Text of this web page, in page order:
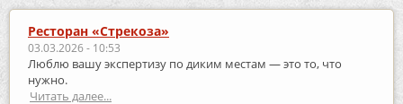
Ресторан «Стрекоза»
03.03.2026 - 10:53
Люблю вашу экспертизу по диким местам — это то, что
нужно.
Читать далее...